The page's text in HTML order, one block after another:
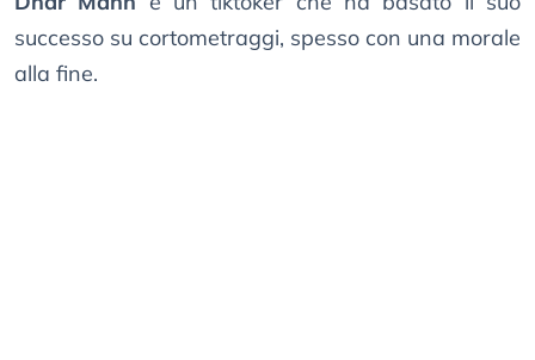
successo su cortometraggi, spesso con una morale
alla fine.